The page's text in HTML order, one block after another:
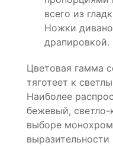
всего из
Ножки
драпировкой.
Цветовая гамма
тяготеет к
Наиболее
бежевый,
выборе